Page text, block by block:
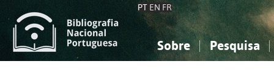
PT EN FR
Sobre Pesquisa